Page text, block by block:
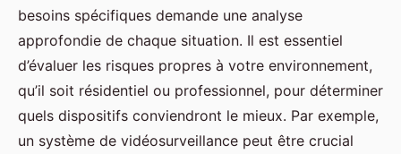
besoins spécifiques demande une analyse
approfondie de chaque situation. Il est essentiel
d’évaluer les risques propres à votre environnement,
qu’il soit résidentiel ou professionnel, pour déterminer
quels dispositifs conviendront le mieux. Par exemple,
un système de vidéosurveillance peut être crucial